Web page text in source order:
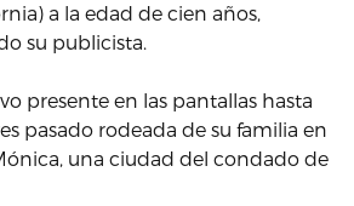
a la edad de cien años,
su publicista.
presente en las pantallas hasta
pasado rodeada de su familia en
una ciudad del condado de